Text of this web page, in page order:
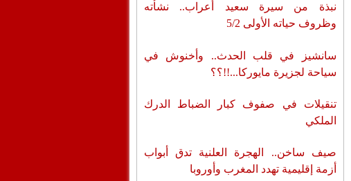
نبذة من سيرة سعيد أعراب.. نشأته
وظروف حياته الأولى 5/2
سانشيز في قلب الحدث.. وأخنوش في
سياحة لجزيرة مايوركا...!!؟؟
تنقيلات في صفوف كبار الضباط الدرك
الملكي
صيف ساخن.. الهجرة العلنية تدق أبواب
أزمة إقليمية تهدد المغرب وأوروبا